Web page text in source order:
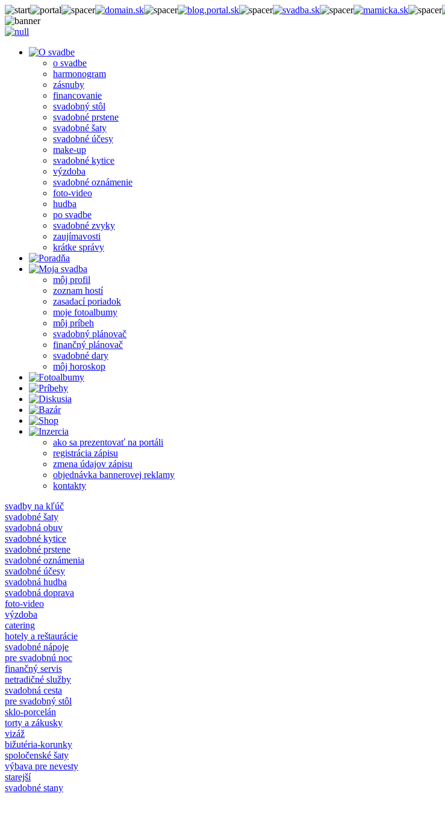
o svadbe
harmonogram
zásnuby
financovanie
svadobný stôl
svadobné prstene
svadobné šaty
svadobné účesy
make-up
svadobné kytice
výzdoba
svadobné oznámenie
foto-video
hudba
po svadbe
svadobné zvyky
zaujímavosti
krátke správy
môj profil
zoznam hostí
zasadací poriadok
moje fotoalbumy
môj príbeh
svadobný plánovač
finančný plánovač
svadobné dary
môj horoskop
ako sa prezentovať na portáli
registrácia zápisu
zmena údajov zápisu
objednávka bannerovej reklamy
kontakty
svadby na kľúč
svadobné šaty
svadobná obuv
svadobné kytice
svadobné prstene
svadobné oznámenia
svadobné účesy
svadobná hudba
svadobná doprava
foto-video
výzdoba
catering
hotely a reštaurácie
svadobné nápoje
pre svadobnú noc
finančný servis
netradičné služby
svadobná cesta
pre svadobný stôl
sklo-porcelán
torty a zákusky
vizáž
bižutéria-korunky
spoločenské šaty
výbava pre nevesty
starejší
svadobné stany